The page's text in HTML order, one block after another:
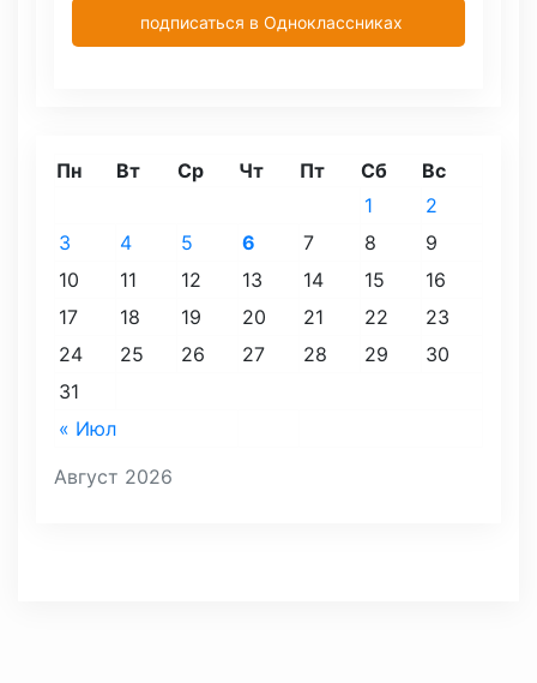
подписаться в Одноклассниках
Август 2026
Пн Вт Ср Чт Пт Сб Вс
« Июл
1
2
3
4 5 6 7 8
9
10
11 12 13 14 15
16
17
18 19 20 21 22
23
24
25 26 27 28 29
30
31